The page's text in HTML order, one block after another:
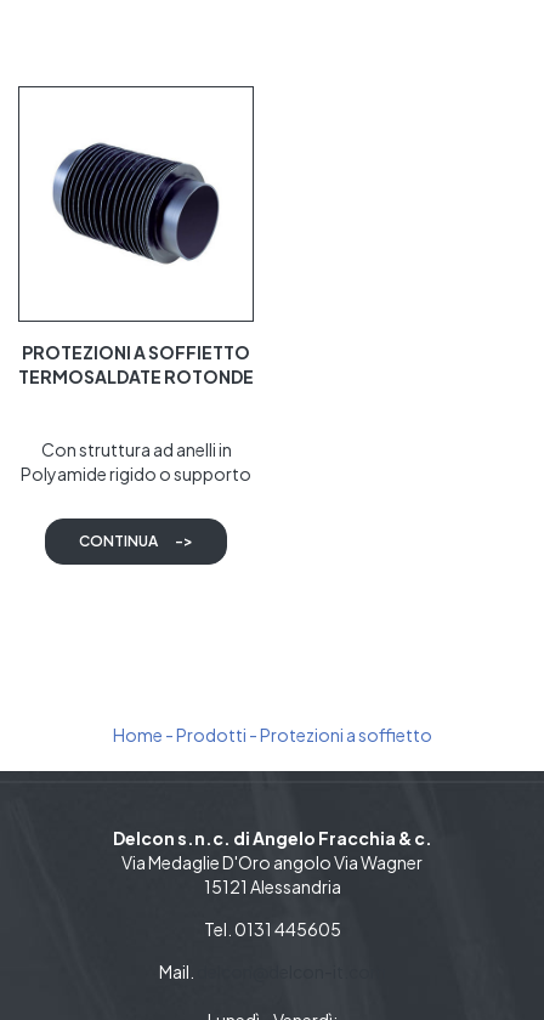
PROTEZIONI A SOFFIETTO
TERMOSALDATE ROTONDE
Con struttura ad anelli in
Polyamide rigido o supporto
CONTINUA ->
Home -Prodotti -Protezioni a soffietto
Delcon s.n.c. di Angelo Fracchia & c.
Via Medaglie D'Oro angolo Via Wagner
15121 Alessandria
Tel. 0131 445605
Mail.